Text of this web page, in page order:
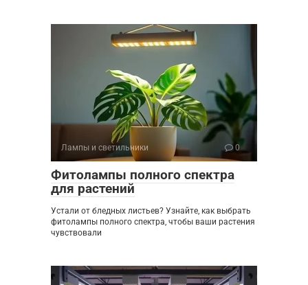
Лампы и светильники 0
Фитолампы полного спектра
для растений
Устали от бледных листьев? Узнайте, как выбрать
фитолампы полного спектра, чтобы ваши растения
чувствовали